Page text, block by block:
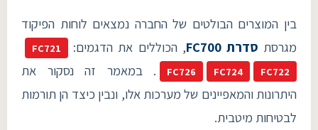
בין המוצרים הבולטים של החברה נמצאים לוחות הפיקוד
מגרסת סדרת FC700 , הכוללים את הדגמים:
FC721
FC722
FC724
FC726
. במאמר זה נסקור את
היתרונות והמאפיינים של מערכות אלו, ונבין כיצד הן תורמות
לבטיחות מיטבית.